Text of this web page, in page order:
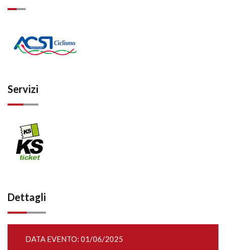
Servizi
Dettagli
DATA EVENTO: 01/06/2025